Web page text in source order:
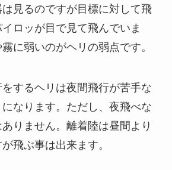
見るのですが目標に対して飛
ロッが目で見て飛んでいま
に弱いのがヘリの弱点です。
するヘリは夜間飛行が苦手な
なります。ただし、夜飛べな
りません。離着陸は昼間より
飛ぶ事は出来ます。